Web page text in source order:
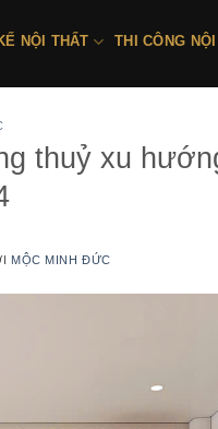
NỘI THẤT THI CÔNG
thuỷ xu
MỘC MINH ĐỨC